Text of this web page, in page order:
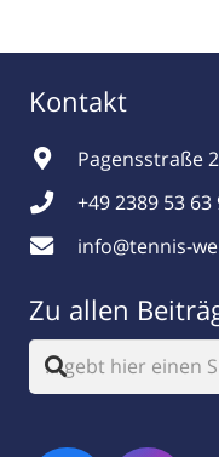
Kontakt
Pagensstraße
+49 2389 53 63
info@tennis-
Zu allen